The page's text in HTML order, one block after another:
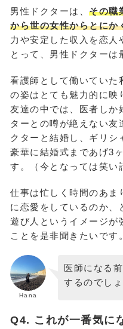
男性ドクターは、その職
から世の女性からとにか
力や安定した収入を恋人
とって、男性ドクターは
看護師として働いていた
の姿はとても魅力的に映
友達の中では、医者しか
ターとの噂が絶えない友
クターと結婚し、ギリシ
豪華に結婚式まであげ3
す。（今となっては笑い
仕事は忙しく時間のあま
に恋愛をしているのか、
遊び人というイメージが
ことを是非聞きたいです。
Hana
医師になる
するのでしょ
Q4. これが一番気に